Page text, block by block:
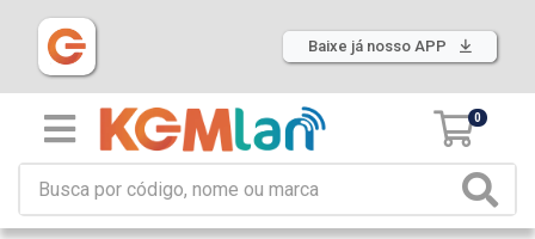
Baixe já nosso APP
0